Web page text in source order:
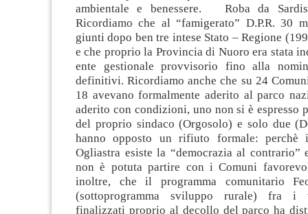
ambientale e benessere. Roba da
Ricordiamo che al “famigerato” D.P.R. 30
giunti dopo ben tre intese Stato – Regione
e che proprio la Provincia di Nuoro era stata
ente gestionale provvisorio fino alla
definitivi. Ricordiamo anche che su 24
18 avevano formalmente aderito al parco
aderito con condizioni, uno non si è espresso
del proprio sindaco (Orgosolo) e solo due
hanno opposto un rifiuto formale: perchè
Ogliastra esiste la “democrazia al contrario”
non è potuta partire con i Comuni
inoltre, che il programma comunitario
(sottoprogramma sviluppo rurale) fra i
finalizzati proprio al decollo del parco ha